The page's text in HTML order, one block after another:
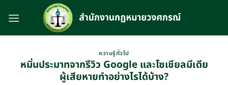
ความรู้ทั่วไป
หมิ่นประมาทจากรีวิว Google และโซเชียลมีเดีย
ผู้เสียหายทำอย่างไรได้บ้าง?